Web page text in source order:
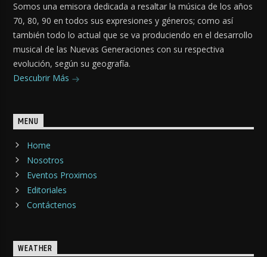
Somos una emisora dedicada a resaltar la música de los años
70, 80, 90 en todos sus expresiones y géneros; como así
también todo lo actual que se va produciendo en el desarrollo
musical de las Nuevas Generaciones con su respectiva
evolución, según su geografía.
Descubrir Más
MENU
Home
Nosotros
Eventos Proximos
Editoriales
Contáctenos
WEATHER